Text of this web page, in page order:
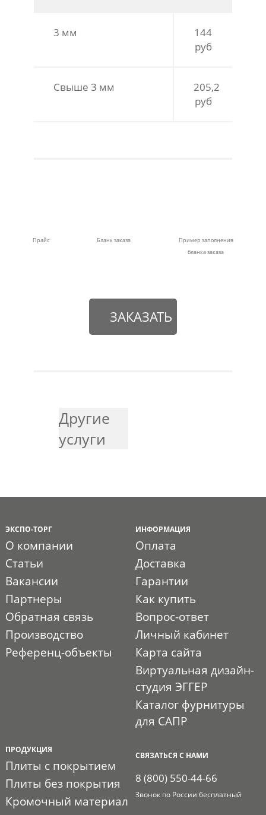
3 мм
144
руб
Свыше 3 мм
205,2
руб
Прайс Бланк заказа
Пример заполнения
бланка заказа
ЗАКАЗАТЬ
Другие
услуги
ЭКСПО-ТОРГ
О компании
Статьи
Вакансии
Партнеры
Обратная связь
Производство
Референц-объекты
ИНФОРМАЦИЯ
Оплата
Доставка
Гарантии
Как купить
Вопрос-ответ
Личный кабинет
Карта сайта
Виртуальная дизайн-
студия ЭГГЕР
Каталог фурнитуры
для САПР
ПРОДУКЦИЯ
Плиты с покрытием
Плиты без покрытия
Кромочный материал
СВЯЗАТЬСЯ С НАМИ
8 (800) 550-44-66
Звонок по России бесплатный